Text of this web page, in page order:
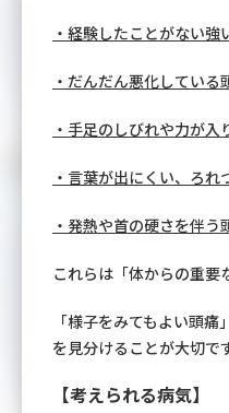
・経験したことがない強
・だんだん悪化している
・手足のしびれや力が
・言葉が出にくい、ろれ
・発熱や首の硬さを伴う
これらは「体からの重要
「様子をみてもよい頭痛
を見分けることが大切で
【考えられる病気】